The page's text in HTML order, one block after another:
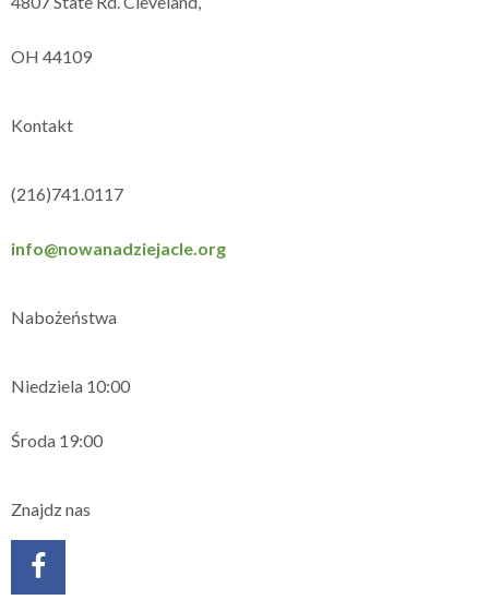
OH 44109
Kontakt
(216)741.0117
info@nowanadziejacle.org
Nabożeństwa
Niedziela 10:00
Środa 19:00
Znajdz nas